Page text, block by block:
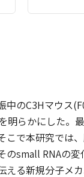
のC3Hマウス
明らかにした。
こで本研究では
のsmall RNAの
る新規分子メカ